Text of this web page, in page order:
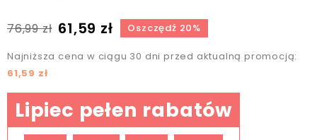
76,99 zł 61,59 zł Oszczędź 20%
Najniższa cena w ciągu 30 dni przed aktualną promocją:
61,59 zł
Lipiec pełen rabatów